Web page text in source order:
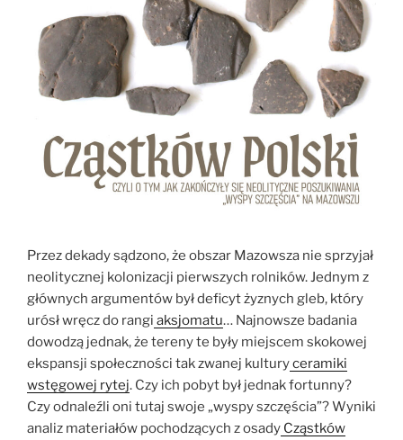
Przez dekady sądzono, że obszar Mazowsza nie sprzyjał
neolitycznej kolonizacji pierwszych rolników. Jednym z
głównych argumentów był deficyt żyznych gleb, który
urósł wręcz do rangi aksjomatu… Najnowsze badania
dowodzą jednak, że tereny te były miejscem skokowej
ekspansji społeczności tak zwanej kulturyceramiki
wstęgowej rytej. Czy ich pobyt był jednak fortunny?
Czy odnaleźli oni tutaj swoje „wyspy szczęścia”? Wyniki
analiz materiałów pochodzących z osady Cząstków